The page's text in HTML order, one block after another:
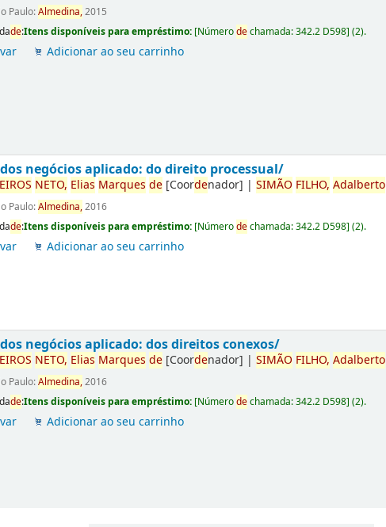
Paulo:Almedina,2015
de:Itens disponíveis para empréstimo: [Númerodechamada:342.2 D598](2).
Adicionar ao seu carrinho
negócios aplicado: do direito processual/
IROS NETO, Elias Marques de [Coordenador] |SIMÃO FILHO, Adalberto
Paulo:Almedina,2016
de:Itens disponíveis para empréstimo: [Númerodechamada:342.2 D598](2).
Adicionar ao seu carrinho
negócios aplicado: dos direitos conexos/
IROS NETO, Elias Marques de [Coordenador] |SIMÃO FILHO, Adalberto
Paulo:Almedina,2016
de:Itens disponíveis para empréstimo: [Númerodechamada:342.2 D598](2).
Adicionar ao seu carrinho